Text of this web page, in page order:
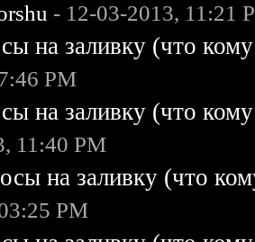
- 12-03-2013, 11:21
на заливку (что
PM
на заливку (что
11:40 PM
на заливку (что
PM